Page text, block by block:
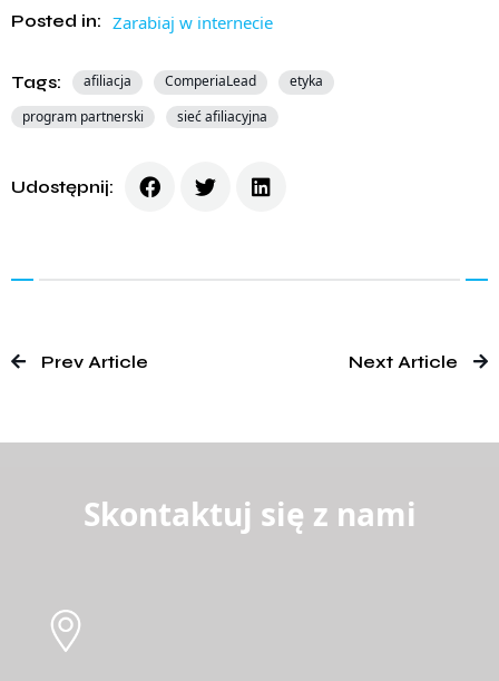
Posted in: Zarabiaj w internecie
Tags: afiliacja ComperiaLead
etyka
program partnerski
sieć afiliacyjna
Udostępnij:
Prev Article Next Article
Skontaktuj się z nami